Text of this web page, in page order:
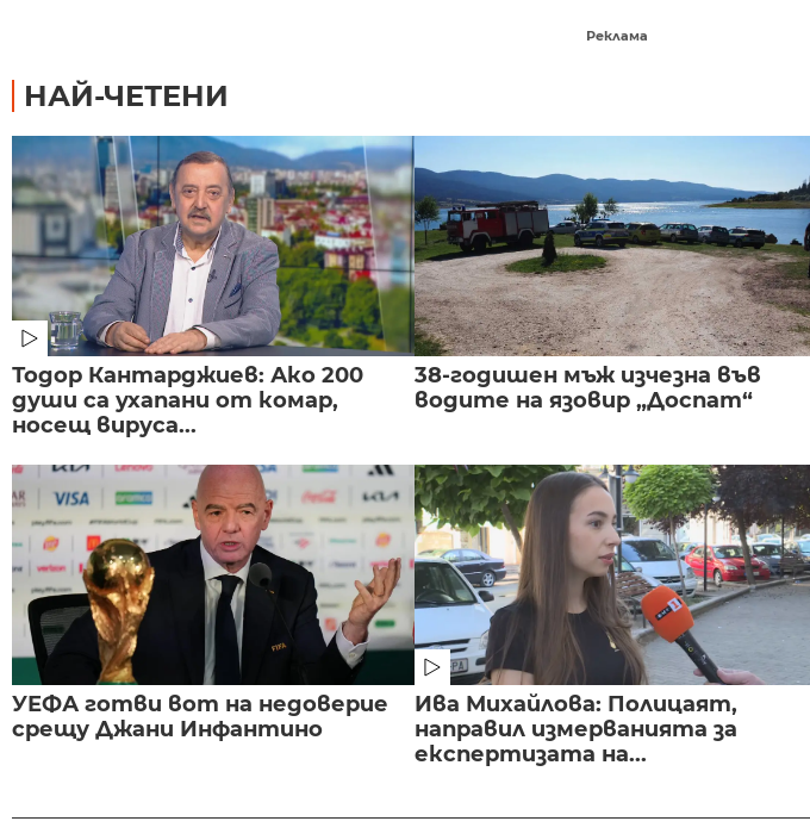
Реклама
НАЙ-ЧЕТЕНИ
Тодор Кантарджиев: Ако 200
души са ухапани от комар,
носещ вируса...
38-годишен мъж изчезна във
водите на язовир „Доспат“
УЕФА готви вот на недоверие
срещу Джани Инфантино
Ива Михайлова: Полицаят,
направил измерванията за
експертизата на...